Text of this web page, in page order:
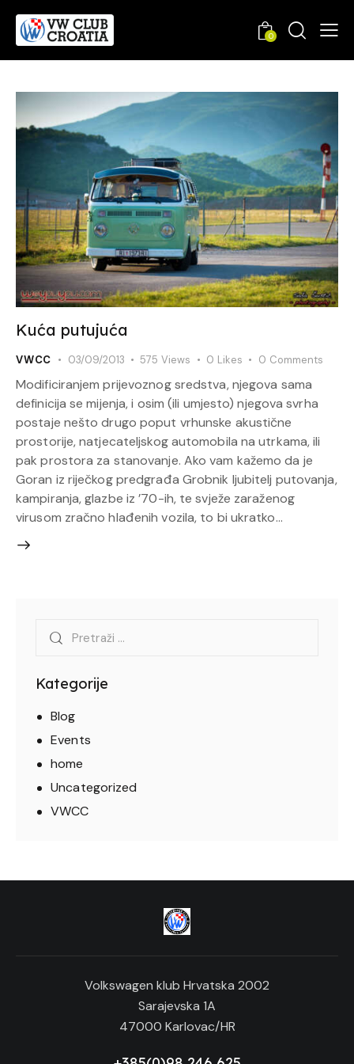
0
Kuća putujuća
VWCC 03/09/2013 575 Views 0 Likes 0 Comments
Modificiranjem prijevoznog sredstva, njegova sama
definicija se mijenja, i osim (ili umjesto) njegova svrha
postaje nešto drugo poput vrhunske akustične
prostorije, natjecateljskog automobila na utrkama, ili
pak prostora za stanovanje. Ako vam kažemo da je
Goran iz riječkog predgrađa Grobnik ljubitelj putovanja,
kampiranja, glazbe iz ’70-ih, te svježe zaraženog
virusom zračno hlađenih vozila, to bi ukratko…
Kategorije
Blog
Events
home
Uncategorized
VWCC
Volkswagen klub Hrvatska 2002
Sarajevska 1A
47000 Karlovac/HR